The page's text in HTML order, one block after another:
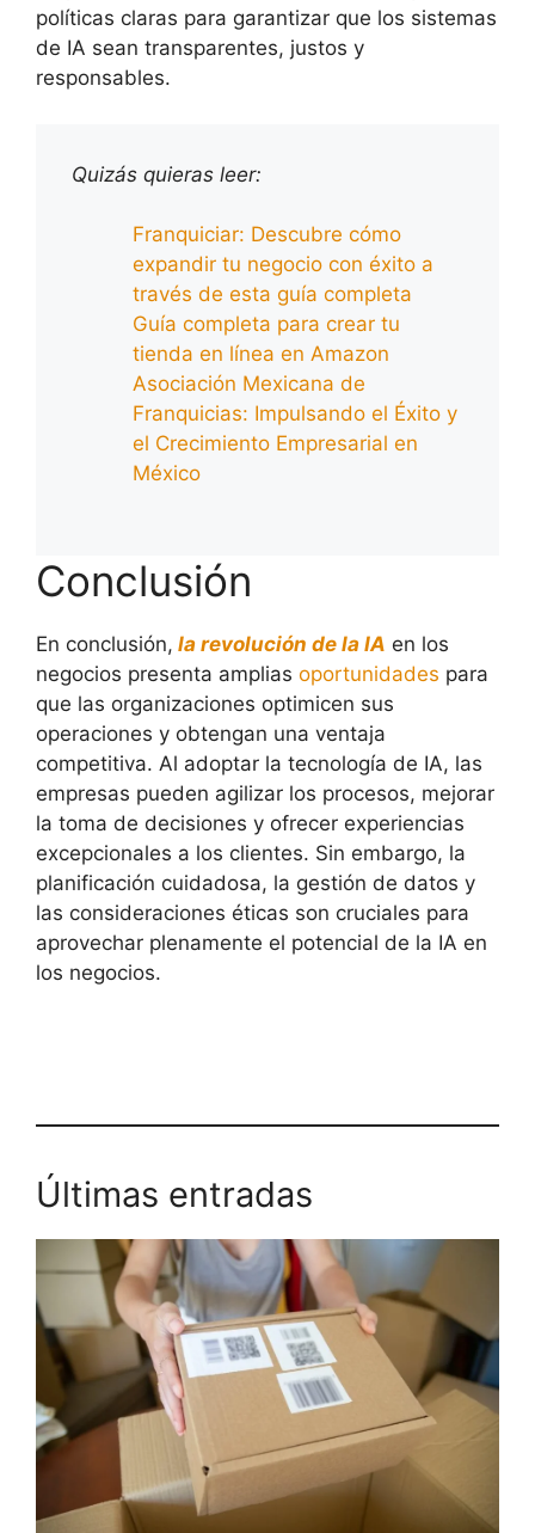
políticas claras para garantizar que los sistemas
de IA sean transparentes, justos y
responsables.
Quizás quieras leer:
Franquiciar: Descubre cómo
expandir tu negocio con éxito a
través de esta guía completa
Guía completa para crear tu
tienda en línea en Amazon
Asociación Mexicana de
Franquicias: Impulsando el Éxito y
el Crecimiento Empresarial en
México
Conclusión
En conclusión, la revolución de la IA en los
negocios presenta amplias oportunidades para
que las organizaciones optimicen sus
operaciones y obtengan una ventaja
competitiva. Al adoptar la tecnología de IA, las
empresas pueden agilizar los procesos, mejorar
la toma de decisiones y ofrecer experiencias
excepcionales a los clientes. Sin embargo, la
planificación cuidadosa, la gestión de datos y
las consideraciones éticas son cruciales para
aprovechar plenamente el potencial de la IA en
los negocios.
Últimas entradas